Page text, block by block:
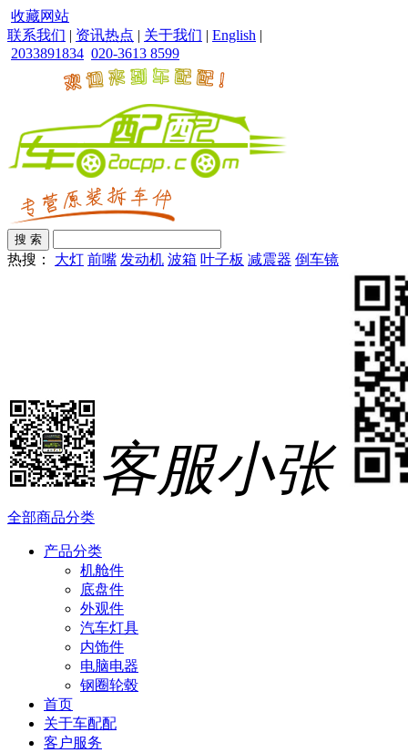
收藏网站
联系我们 | 资讯热点 | 关于我们 | English |
2033891834 020-3613 8599
热搜： 大灯 前嘴 发动机 波箱 叶子板 减震器 倒车镜
客服小张
全部商品分类
产品分类
机舱件
底盘件
外观件
汽车灯具
内饰件
电脑电器
钢圈轮毂
首页
关于车配配
客户服务